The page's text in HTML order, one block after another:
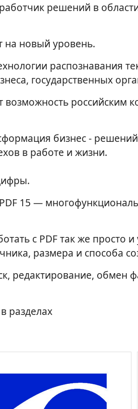
решений в
на новый уровень.
распознавания
государственных
российским
бизнес -
в работе и жизни.
15 —
с PDF так же просто
размера и способа
редактирование, обмен
разделах